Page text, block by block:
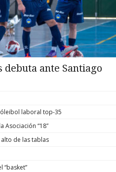
ante Santiago
laboral top-35
Asociación “18”
de las tablas
“basket”